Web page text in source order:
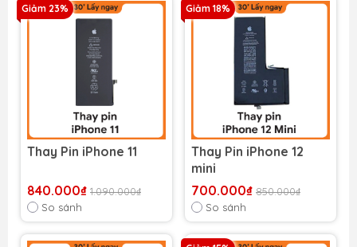
Giảm 23%
Thay Pin iPhone 11
840.000₫ 1.090.000₫
So sánh
Giảm 18%
Thay Pin iPhone 12
mini
700.000₫ 850.000₫
So sánh